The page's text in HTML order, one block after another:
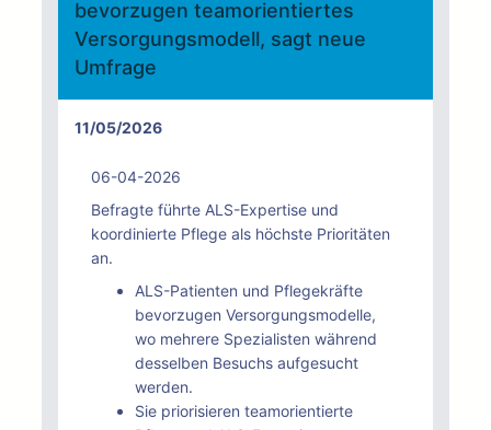
bevorzugen teamorientiertes
Versorgungsmodell, sagt neue
Umfrage
11/05/2026
06-04-2026
Befragte führte ALS-Expertise und
koordinierte Pflege als höchste Prioritäten
an.
ALS-Patienten und Pflegekräfte
bevorzugen Versorgungsmodelle,
wo mehrere Spezialisten während
desselben Besuchs aufgesucht
werden.
Sie priorisieren teamorientierte